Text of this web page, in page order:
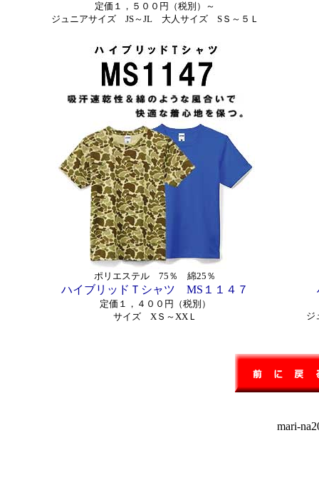
定価１，５００円（税別）～
ジュニアサイズ JS～JL大人サイズ SＳ～５Ｌ
ポリエステル 75％ 綿25％
ハイブリッドＴシャツ MS１１４７
定価１，４００円（税別）
サイズ XＳ～XXＬ
ジ
mari-